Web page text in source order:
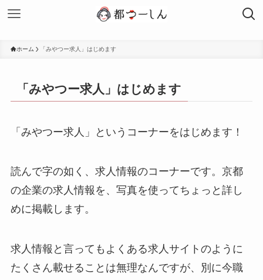
ホーム 「みやつー求人」はじめます
「みやつー求人」はじめます
「みやつー求人」というコーナーをはじめます！
読んで字の如く、求人情報のコーナーです。京都
の企業の求人情報を、写真を使ってちょっと詳し
めに掲載します。
求人情報と言ってもよくある求人サイトのように
たくさん載せることは無理なんですが、別に今職